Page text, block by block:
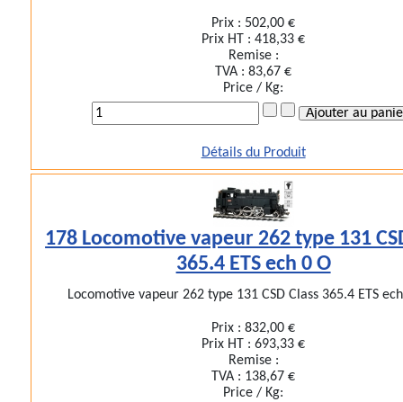
Prix : 502,00 €
Prix HT :418,33 €
Remise :
TVA :83,67 €
Price / Kg:
Détails du Produit
178 Locomotive vapeur 262 type 131
365.4 ETS ech 0 O
Locomotive vapeur 262 type 131 CSD Class 365.4 ETS
Prix :832,00 €
Prix HT :693,33 €
Remise :
TVA : 138,67 €
Price / Kg: